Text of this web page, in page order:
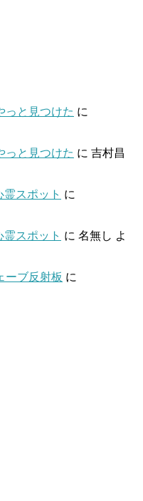
と見つけた に
と見つけた に 吉村昌
スポット に
スポット に 名無し よ
ブ反射板 に